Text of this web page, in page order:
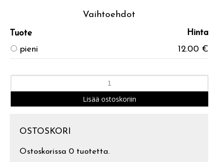
Vaihtoehdot
Tuote
Hinta
pieni
12.00 €
OSTOSKORI
Ostoskorissa 0 tuotetta.